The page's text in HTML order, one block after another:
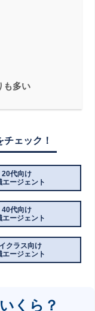
も多い
ェック！
20代向け
エージェント
40代向け
エージェント
クラス向け
エージェント
くら？